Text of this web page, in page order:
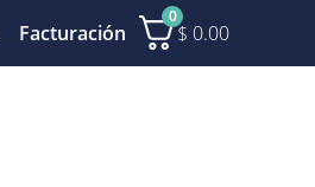
Facturación
0
$ 0.00